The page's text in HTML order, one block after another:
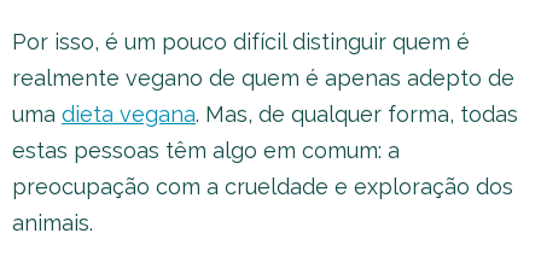
Por isso, é um pouco difícil distinguir quem é
realmente vegano de quem é apenas adepto de
uma dieta vegana. Mas, de qualquer forma, todas
estas pessoas têm algo em comum: a
preocupação com a crueldade e exploração dos
animais.